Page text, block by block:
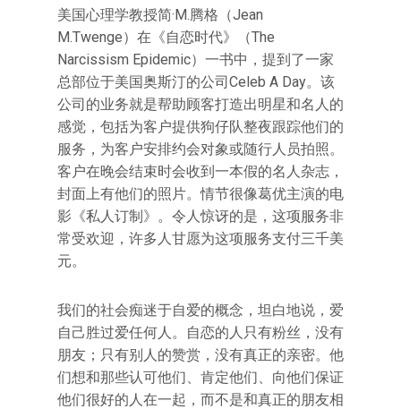
美国心理学教授简·M.腾格（Jean
M.Twenge）在《自恋时代》（The
Narcissism Epidemic）一书中，提到了一家
总部位于美国奥斯汀的公司Celeb A Day。该
公司的业务就是帮助顾客打造出明星和名人的
感觉，包括为客户提供狗仔队整夜跟踪他们的
服务，为客户安排约会对象或随行人员拍照。
客户在晚会结束时会收到一本假的名人杂志，
封面上有他们的照片。情节很像葛优主演的电
影《私人订制》。令人惊讶的是，这项服务非
常受欢迎，许多人甘愿为这项服务支付三千美
元。
我们的社会痴迷于自爱的概念，坦白地说，爱
自己胜过爱任何人。自恋的人只有粉丝，没有
朋友；只有别人的赞赏，没有真正的亲密。他
们想和那些认可他们、肯定他们、向他们保证
他们很好的人在一起，而不是和真正的朋友相